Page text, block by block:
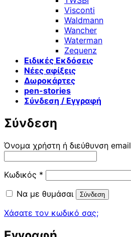
Visconti
Waldmann
Wancher
Waterman
Zequenz
Ειδικές Εκδόσεις
Νέες αφίξεις
Δωροκάρτες
pen-stories
Σύνδεση / Εγγραφή
Σύνδεση
Όνομα χρήστη ή διεύθυνση email
Κωδικός * Απαιτείται
Να με θυμάσαι
Σύνδεση
Χάσατε τον κωδικό σας;